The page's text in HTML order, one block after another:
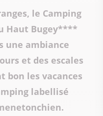
le Camping
Haut Bugey****
une ambiance
et des escales
bon les vacances
labellisé